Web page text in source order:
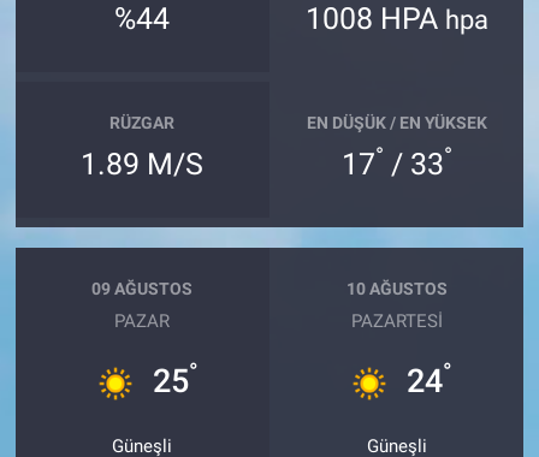
%44 1008 HPA hpa
RÜZGAR
1.89 M/S
EN DÜŞÜK / EN YÜKSEK
17° / 33°
09 AĞUSTOS
PAZAR
25°
Güneşli
10 AĞUSTOS
PAZARTESI
24°
Güneşli